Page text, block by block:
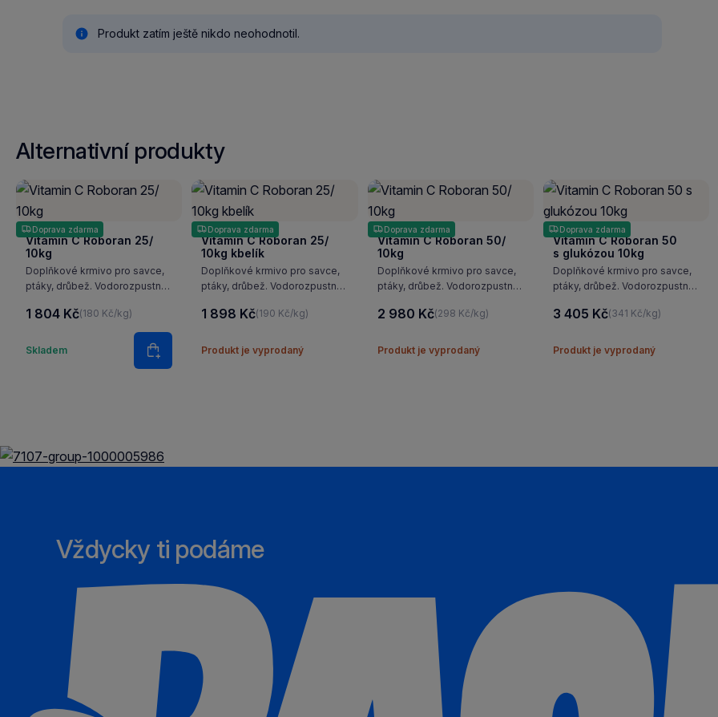
Produkt zatím ještě nikdo neohodnotil.
Alternativní produkty
Doprava zdarma
Vitamin C Roboran 25/
10kg
Doplňkové krmivo pro savce,
ptáky, drůbež. Vodorozpustný
v sypkém krmivu nebo v pitné
1 804 Kč(180 Kč/kg)
Skladem
Množství
Do košíku
Doprava zdarma
Vitamin C Roboran 25/
10kg kbelík
Doplňkové krmivo pro savce,
ptáky, drůbež. Vodorozpustný
v sypkém krmivu nebo v pitné
1 898 Kč(190 Kč/kg)
Produkt je vyprodaný
Doprava zdarma
Vitamin C Roboran 50/
10kg
Doplňkové krmivo pro savce,
ptáky, drůbež. Vodorozpustný
v sypkém krmivu nebo v pitné
2 980 Kč(298 Kč/kg)
Produkt je vyprodaný
Doprava zdarma
Vitamin C Roboran 50
s glukózou 10kg
Doplňkové krmivo pro savce,
ptáky, drůbež. Vodorozpustný
podávat v sypkém krmivu
3 405 Kč(341 Kč/kg)
Produkt je vyprodaný
Vždycky ti podáme